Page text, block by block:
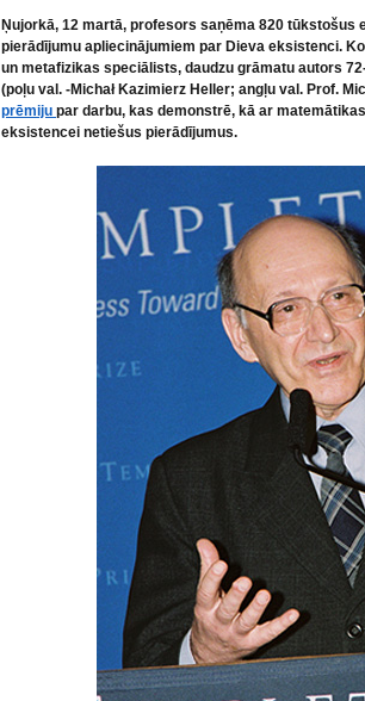
Ņujorkā, 12 martā, profesors saņēma 820 tūkstošus
pierādījumu apliecinājumiem par Dieva eksistenci.
un metafizikas speciālists, daudzu grāmatu autors
(poļu val. -Michał Kazimierz Heller; angļu val. Prof.
prēmiju par darbu, kas demonstrē, kā ar
eksistencei netiešus pierādījumus.